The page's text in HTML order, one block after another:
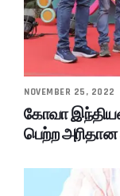
NOVEMBER 25, 2022
கோவா
பெற்ற